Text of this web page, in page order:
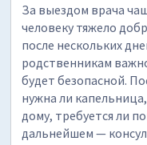
За выездом врача
человеку тяжело
после нескольких
родственникам
будет безопасной.
нужна ли
дому, требуется ли
дальнейшем —